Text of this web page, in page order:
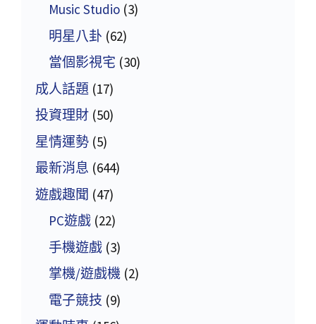
Music Studio (3)
明星八卦 (62)
當個影視宅 (30)
成人話題 (17)
投資理財 (50)
星情運勢 (5)
最新消息 (644)
遊戲趣聞 (47)
PC遊戲 (22)
手機遊戲 (3)
掌機/遊戲機 (2)
電子競技 (9)